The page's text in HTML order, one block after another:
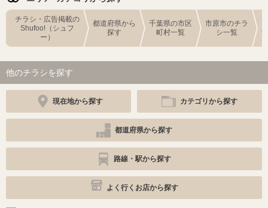
チラシ・広告掲載の
Shufoo!（シュフ
ー）
都道府県から
探す
千葉県の市区
町村一覧
市原市のチラ
シ一覧
他のチラシを探す
現在地から探す カテゴリから探す
都道府県から探す
路線・駅から探す
よく行くお店から探す